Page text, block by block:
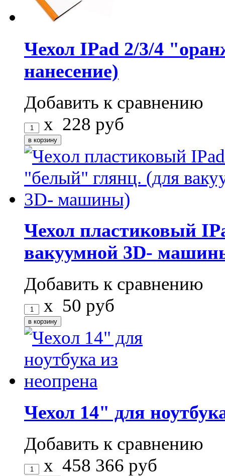
Чехол IPad 2/3/4
нанесение)
Добавить к сравнению
x 228 руб
Чехол пластиковый
вакуумной 3D-
Добавить к сравнению
x 50 руб
Чехол 14" для
Добавить к сравнению
x 458 366 руб